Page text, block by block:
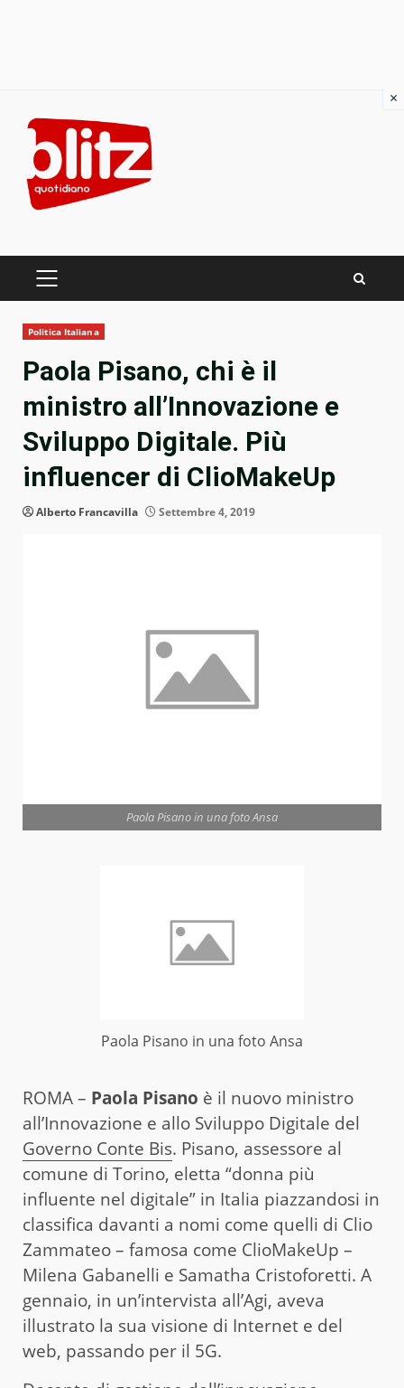
content
PRIMARY
Politica Italiana
Paola Pisano, chi è il
ministro all’Innovazione e
Sviluppo Digitale. Più
influencer di ClioMakeUp
Alberto Francavilla Settembre 4, 2019
Paola Pisano in una foto Ansa
Paola Pisano in una foto Ansa
ROMA – Paola Pisano è il nuovo ministro
all’Innovazione e allo Sviluppo Digitale del
Governo Conte Bis. Pisano, assessore al
comune di Torino, eletta “donna più
influente nel digitale” in Italia piazzandosi in
classifica davanti a nomi come quelli di Clio
Zammateo – famosa come ClioMakeUp –
Milena Gabanelli e Samatha Cristoforetti. A
gennaio, in un’intervista all’Agi, aveva
illustrato la sua visione di Internet e del
web, passando per il 5G.
×